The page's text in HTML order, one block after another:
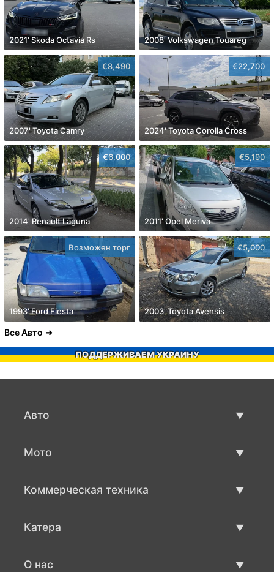
2021' Skoda Octavia Rs 2008' Volkswagen Touareg
€8,490
2007' Toyota Camry
€22,700
2024' Toyota Corolla Cross
€6,000
2014' Renault Laguna
€5,190
2011' Opel Meriva
Возможен торг
1993' Ford Fiesta
€5,000
2003' Toyota Avensis
Все Авто
ПОДДЕРЖИВАЕМ УКРАИНУ
Авто
Мото
Коммерческая техника
Катера
О нас